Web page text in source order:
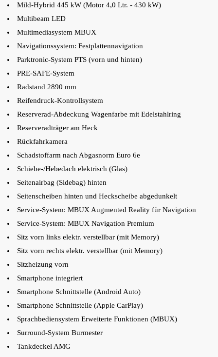
Mild-Hybrid 445 kW (Motor 4,0 Ltr. - 430 kW)
Multibeam LED
Multimediasystem MBUX
Navigationssystem: Festplattennavigation
Parktronic-System PTS (vorn und hinten)
PRE-SAFE-System
Radstand 2890 mm
Reifendruck-Kontrollsystem
Reserverad-Abdeckung Wagenfarbe mit Edelstahlring
Reserveradträger am Heck
Rückfahrkamera
Schadstoffarm nach Abgasnorm Euro 6e
Schiebe-/Hebedach elektrisch (Glas)
Seitenairbag (Sidebag) hinten
Seitenscheiben hinten und Heckscheibe abgedunkelt
Service-System: MBUX Augmented Reality für Navigation
Service-System: MBUX Navigation Premium
Sitz vorn links elektr. verstellbar (mit Memory)
Sitz vorn rechts elektr. verstellbar (mit Memory)
Sitzheizung vorn
Smartphone integriert
Smartphone Schnittstelle (Android Auto)
Smartphone Schnittstelle (Apple CarPlay)
Sprachbediensystem Erweiterte Funktionen (MBUX)
Surround-System Burmester
Tankdeckel AMG